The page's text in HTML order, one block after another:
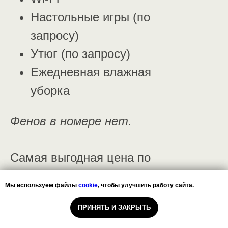
Мы используем файлы cookie, чтобы улучшить работу сайта.
ПРИНЯТЬ И ЗАКРЫТЬ
Мы используем файлы cookie, чтобы улучшить работу сайта.
ПРИНЯТЬ И ЗАКРЫТЬ
Настольные игры (по
запросу)
Утюг (по запросу)
Ежедневная влажная
уборка
Фенов в номере нет.
Самая выгодная цена по
бронирование.